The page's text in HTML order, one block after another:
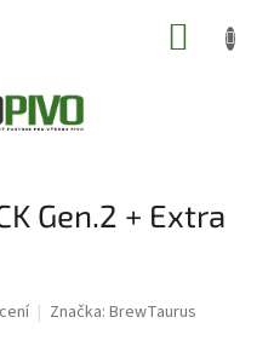
Gen.2 + Extra
Značka: BrewTaurus